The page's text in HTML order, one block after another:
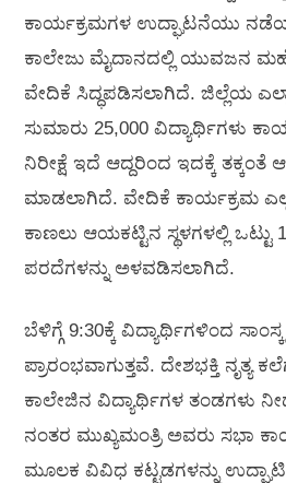
ಕಾರ್ಯಕ್ರಮಗಳ ಉದ್ಘಾಟನೆಯು
ಕಾಲೇಜು ಮೈದಾನದಲ್ಲಿ ಯುವಜನ
ವೇದಿಕೆ ಸಿದ್ಧಪಡಿಸಲಾಗಿದೆ. ಜಿಲ್ಲೆಯ
ಸುಮಾರು 25,000 ವಿದ್ಯಾರ್ಥಿಗಳು
ನಿರೀಕ್ಷೆ ಇದೆ ಆದ್ದರಿಂದ ಇದಕ್ಕೆ ತಕ್ಕಂತೆ
ಮಾಡಲಾಗಿದೆ. ವೇದಿಕೆ ಕಾರ್ಯಕ್ರಮ
ಕಾಣಲು ಆಯಕಟ್ಟಿನ ಸ್ಥಳಗಳಲ್ಲಿ
ಪರದೆಗಳನ್ನು ಅಳವಡಿಸಲಾಗಿದೆ.
ಬೆಳಿಗ್ಗೆ 9:30ಕ್ಕೆ ವಿದ್ಯಾರ್ಥಿಗಳಿಂದ
ಪ್ರಾರಂಭವಾಗುತ್ತವೆ. ದೇಶಭಕ್ತಿ ನೃತ್ಯ
ಕಾಲೇಜಿನ ವಿದ್ಯಾರ್ಥಿಗಳ ತಂಡಗಳು
ನಂತರ ಮುಖ್ಯಮಂತ್ರಿ ಅವರು ಸಭಾ
ಮೂಲಕ ವಿವಿಧ ಕಟ್ಟಡಗಳನ್ನು